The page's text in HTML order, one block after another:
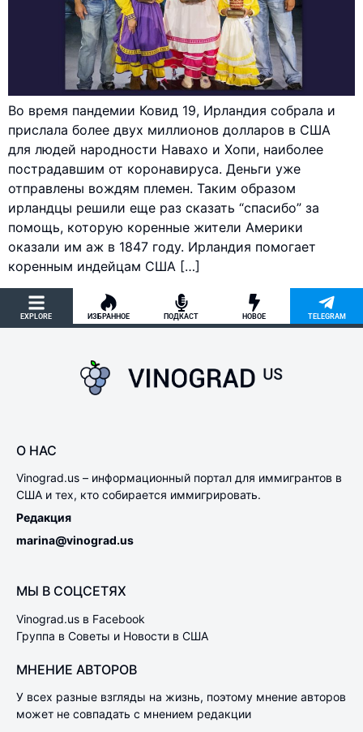
Во время пандемии Ковид 19, Ирландия собрала и
прислала более двух миллионов долларов в США
для людей народности Навахо и Хопи, наиболее
пострадавшим от коронавируса. Деньги уже
отправлены вождям племен. Таким образом
ирландцы решили еще раз сказать “спасибо” за
помощь, которую коренные жители Америки
оказали им аж в 1847 году. Ирландия помогает
коренным индейцам США […]
EXPLORE ИЗБРАННОЕ ПОДКАСТ НОВОЕ TELEGRAM
О НАС
Vinograd.us – информационный портал для иммигрантов в
США и тех, кто собирается иммигрировать.
Редакция
marina@vinograd.us
МЫ В СОЦСЕТЯХ
Vinograd.us в Facebook
Группа в Советы и Новости в США
МНЕНИЕ АВТОРОВ
У всех разные взгляды на жизнь, поэтому мнение авторов
может не совпадать с мнением редакции